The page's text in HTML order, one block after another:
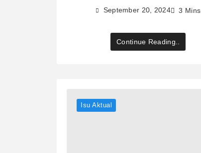
September 20, 2024 3 Mins
Continue Reading..
Isu Aktual